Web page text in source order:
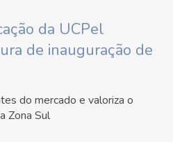
da UCPel
de inauguração de
do mercado e valoriza o
Zona Sul